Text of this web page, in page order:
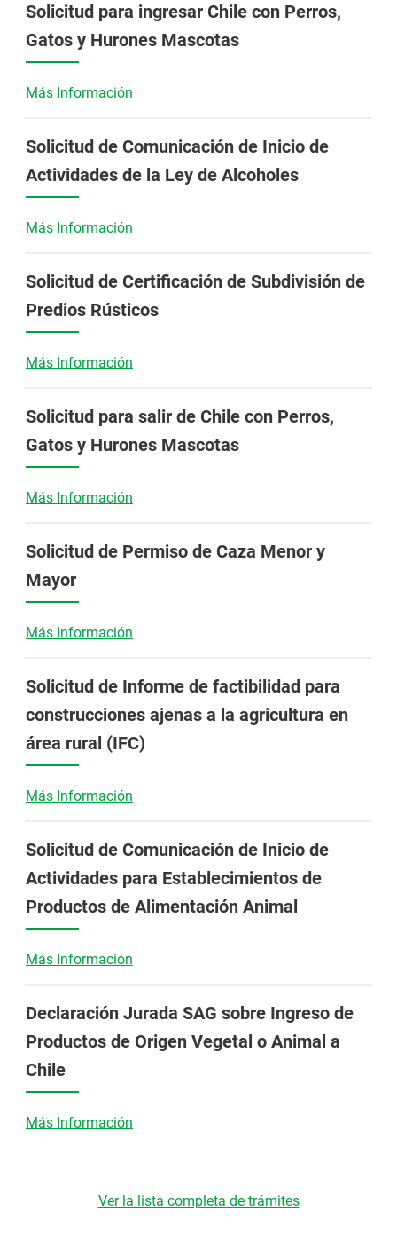
Solicitud para ingresar Chile con Perros,
Gatos y Hurones Mascotas
Más Información
Solicitud de Comunicación de Inicio de
Actividades de la Ley de Alcoholes
Más Información
Solicitud de Certificación de Subdivisión de
Predios Rústicos
Más Información
Solicitud para salir de Chile con Perros,
Gatos y Hurones Mascotas
Más Información
Solicitud de Permiso de Caza Menor y
Mayor
Más Información
Solicitud de Informe de factibilidad para
construcciones ajenas a la agricultura en
área rural (IFC)
Más Información
Solicitud de Comunicación de Inicio de
Actividades para Establecimientos de
Productos de Alimentación Animal
Más Información
Declaración Jurada SAG sobre Ingreso de
Productos de Origen Vegetal o Animal a
Chile
Más Información
Ver la lista completa de trámites